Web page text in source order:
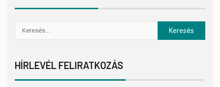
HÍRLEVÉL FELIRATKOZÁS